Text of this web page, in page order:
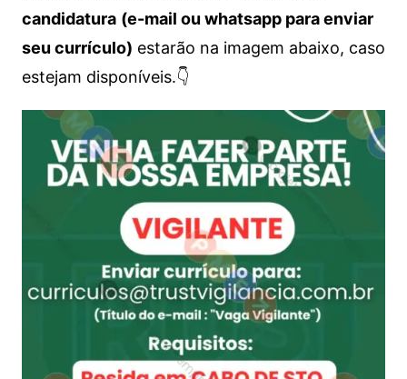
candidatura (e-mail ou whatsapp para enviar
seu currículo) estarão na imagem abaixo, caso
estejam disponíveis.👇